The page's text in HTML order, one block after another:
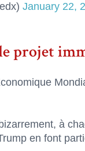
January 22,
projet
à
en font